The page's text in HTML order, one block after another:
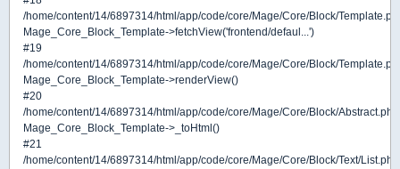
/home/content/14/6897314/html/app/code/core/Mage/Core/Block/
Mage_Core_Block_Template->fetchView('frontend/defaul...')
#19
/home/content/14/6897314/html/app/code/core/Mage/Core/Block/
Mage_Core_Block_Template->renderView()
#20
/home/content/14/6897314/html/app/code/core/Mage/Core/Block/
Mage_Core_Block_Template->_toHtml()
#21
/home/content/14/6897314/html/app/code/core/Mage/Core/Block/Text/